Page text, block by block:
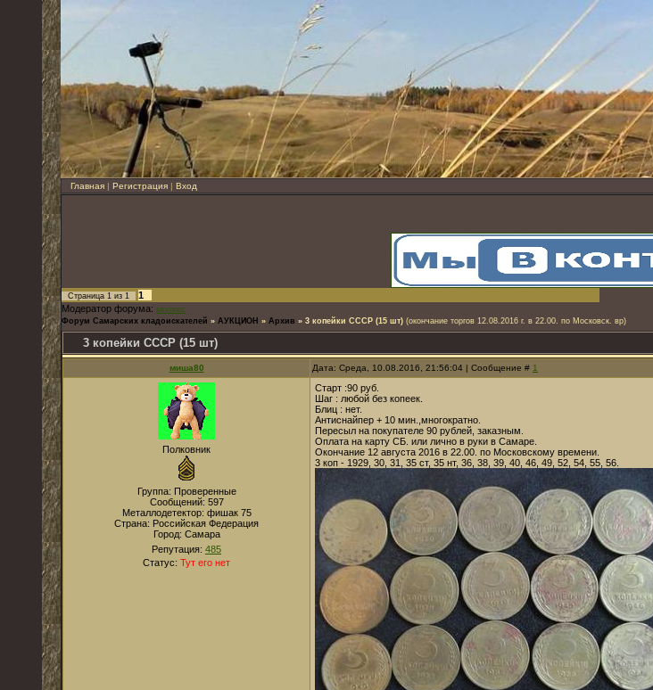
Главная | Регистрация | Вход
Страница 1 из 1
1
Модератор форума: skvorec
Форум Самарских кладоискателей » АУКЦИОН » Архив » 3 копейки СССР (15 шт) (окончание торгов 12.08.2016 г. в 22.00. по Московск. вр)
3 копейки СССР (15 шт)
миша80 Дата: Среда, 10.08.2016, 21:56:04 | Сообщение # 1
Полковник
Группа: Проверенные
Сообщений: 597
Металлодетектор: фишак 75
Страна: Российская Федерация
Город: Самара
Репутация: 485
Статус: Тут его нет
Старт :90 руб.
Шаг : любой без копеек.
Блиц : нет.
Антиснайпер + 10 мин.,многократно.
Пересыл на покупателе 90 рублей, заказным.
Оплата на карту СБ. или лично в руки в Самаре.
Окончание 12 августа 2016 в 22.00. по Московскому времени.
3 коп - 1929, 30, 31, 35 ст, 35 нт, 36, 38, 39, 40, 46, 49, 52, 54, 55, 56.